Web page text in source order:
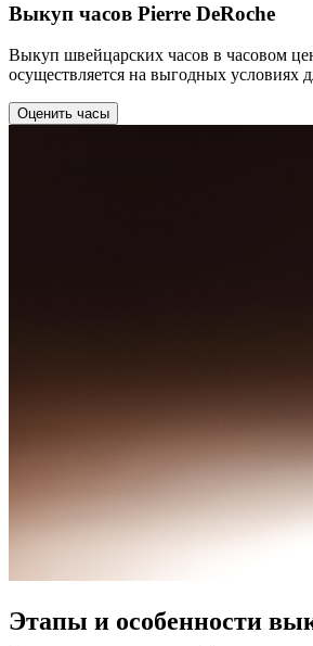
Выкуп часов Pierre DeRoche
Выкуп швейцарских часов в часовом
осуществляется на выгодных условиях
Оценить часы
Этапы и особенности